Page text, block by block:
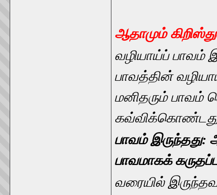
ஆதாமும்
வழியாய்ப் பாவம்
பாவத்தின்
மனிதரும் பாவம்
பாவம்
பாவமாகக்
வரையில்